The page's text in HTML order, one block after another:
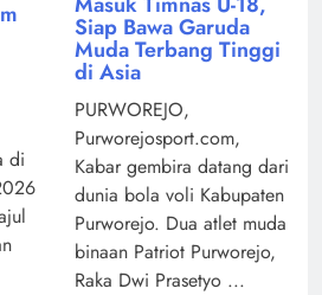
di
Siap Bawa Garuda
Muda Terbang Tinggi
di Asia
PURWOREJO,
Purworejosport.com,
Kabar gembira datang dari
dunia bola voli Kabupaten
Purworejo. Dua atlet muda
binaan Patriot Purworejo,
Raka Dwi Prasetyo ...